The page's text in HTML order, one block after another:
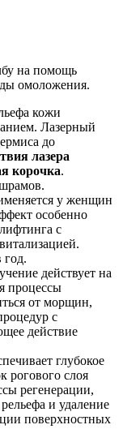
на помощь
омоложения.
кожи
Лазерный
до
лазера
корочка.
у женщин
особенно
с
год.
действует на
процессы
от морщин,
с
действие
глубокое
рогового слоя
регенерации,
и удаление
поверхностных